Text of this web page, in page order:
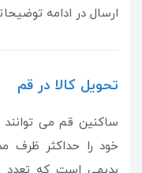
ارسال در ادامه
تحویل کالا در قم
ساکنین قم می